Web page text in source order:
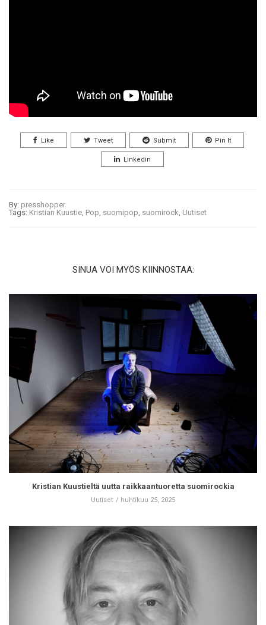
Like Tweet Submit Pin It
Linkedin
By: presshopper
Tags: Kristian Kuustie, Pop, suomipop, suomirock, Uutiset
SINUA VOI MYÖS KIINNOSTAA:
Kristian Kuustieltä uutta raikkaantuoretta suomirockia
Uutiset huhtikuu 25, 2025